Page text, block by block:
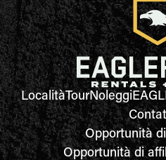
LocalitàTourNoleggi
Opportunità
Opportunità di